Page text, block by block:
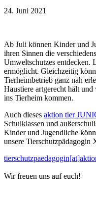
24. Juni 2021
Ab Juli können Kinder und
ihren Sinnen die
Umweltschutzes entdecken.
ermöglicht. Gleichzeitig
Tierheimbetrieb ganz nah
Haustiere artgerecht hält
ins Tierheim kommen.
Auch dieses aktion tier
Schulklassen und
Kinder und Jugendliche
unsere Tierschutzpädagogin
Wir freuen uns auf euch!